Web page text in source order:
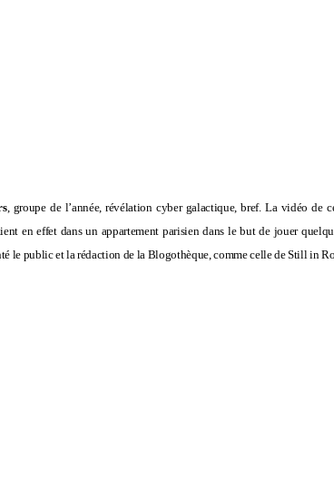
, groupe de l’année, révélation cyber galactique, bref. La vidéo
en effet dans un appartement parisien dans le but de jouer
le public et la rédaction de la Blogothèque, comme celle de Still in